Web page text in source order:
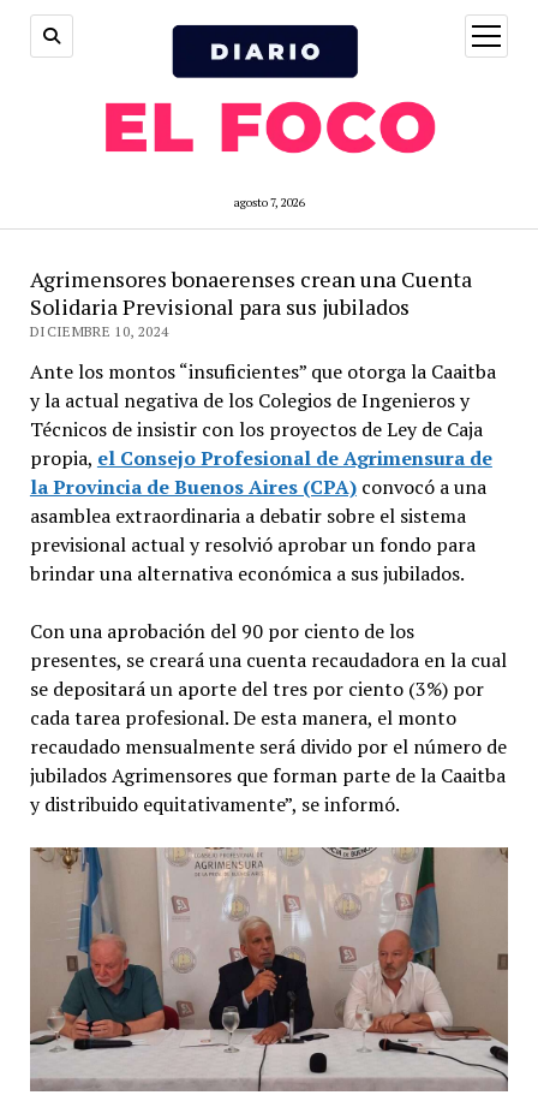
agosto 7, 2026
open
menu
Agrimensores bonaerenses crean una Cuenta
Solidaria Previsional para sus jubilados
DICIEMBRE 10, 2024
Ante los montos “insuficientes” que otorga la Caaitba
y la actual negativa de los Colegios de Ingenieros y
Técnicos de insistir con los proyectos de Ley de Caja
propia, el Consejo Profesional de Agrimensura de
la Provincia de Buenos Aires (CPA) convocó a una
asamblea extraordinaria a debatir sobre el sistema
previsional actual y resolvió aprobar un fondo para
brindar una alternativa económica a sus jubilados.
Con una aprobación del 90 por ciento de los
presentes, se creará una cuenta recaudadora en la cual
se depositará un aporte del tres por ciento (3%) por
cada tarea profesional. De esta manera, el monto
recaudado mensualmente será divido por el número de
jubilados Agrimensores que forman parte de la Caaitba
y distribuido equitativamente”, se informó.